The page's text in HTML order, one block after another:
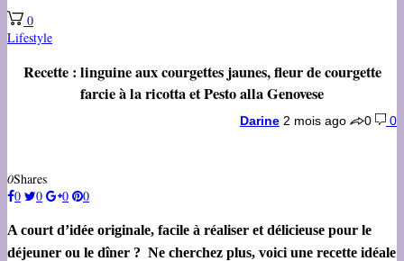
0
Lifestyle
Recette : linguine aux courgettes jaunes, fleur de courgette
farcie à la ricotta et Pesto alla Genovese
Darine 2 mois ago 0 0
0Shares
0
0 0 0
A court d’idée originale, facile à réaliser et délicieuse pour le
déjeuner ou le dîner ? Ne cherchez plus, voici une recette idéale